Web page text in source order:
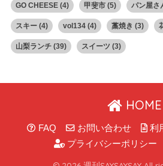
GO CHEESE(4) 甲斐市(5) パン屋さ
スキー(4) vol134(4) 藁焼き (3)
山梨ランチ(39) スイーツ (3)
HOME
FAQ お問い合わせ 利
プライバシーポリシー